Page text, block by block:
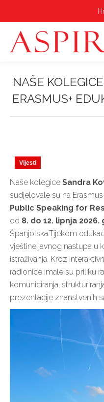
NAŠE
ERASMUS+
Vijesti
Naše kolegice Sandra
sudjelovale su na
Public Speaking for
od 8. do 12. lipnja 2026.
Španjolska.Tijekom
vještine javnog nastupa u
istraživanja. Kroz
radionice imale su priliku
komuniciranja,
prezentacije znanstvenih